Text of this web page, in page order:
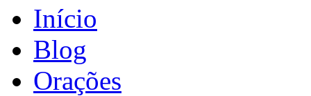
Início
Blog
Orações